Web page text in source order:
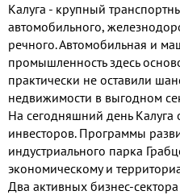
Калуга - крупный
автомобильного,
речного. Автомобильная и
промышленность здесь
практически не оставили
недвижимости в выгодном
На сегодняшний день Калуга
инвесторов. Программы
индустриального парка
экономическому и
Два активных бизнес-